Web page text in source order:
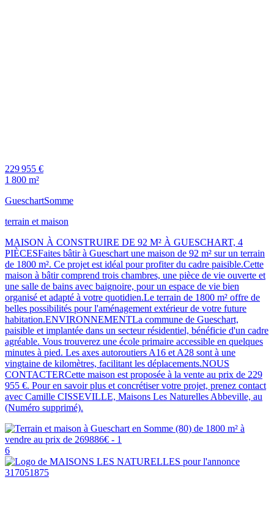
229 955 €
1 800 m²
GueschartSomme
terrain et maison
MAISON À CONSTRUIRE DE 92 M² À GUESCHART, 4
PIÈCESFaites bâtir à Gueschart une maison de 92 m² sur un terrain
de 1800 m². Ce projet est idéal pour profiter du cadre paisible.Cette
maison à bâtir comprend trois chambres, une pièce de vie ouverte et
une salle de bains avec baignoire, pour un espace de vie bien
organisé et adapté à votre quotidien.Le terrain de 1800 m² offre de
belles possibilités pour l'aménagement extérieur de votre future
habitation.ENVIRONNEMENTLa commune de Gueschart,
paisible et implantée dans un secteur résidentiel, bénéficie d'un cadre
agréable. Vous trouverez une école primaire accessible en quelques
minutes à pied. Les axes autoroutiers A16 et A28 sont à une
vingtaine de kilomètres, facilitant les déplacements.NOUS
CONTACTERCette maison est proposée à la vente au prix de 229
955 €. Pour en savoir plus et concrétiser votre projet, prenez contact
avec Camille CISSEVILLE, Maisons Les Naturelles Abbeville, au
(Numéro supprimé).
6